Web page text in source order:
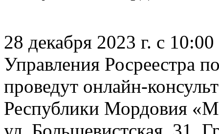
28 декабря 2023 г. с
Управления Росреестра
проведут онлайн-
Республики Мордовия